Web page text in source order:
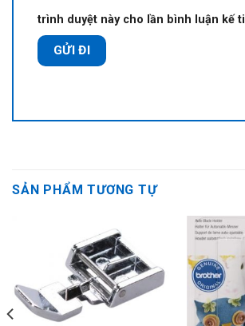
trình duyệt này cho lần bình luận kế
SẢN PHẨM TƯƠNG TỰ